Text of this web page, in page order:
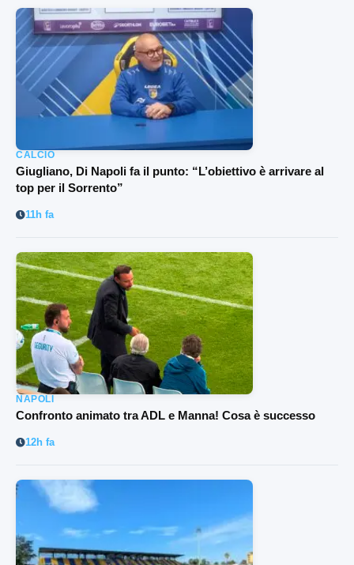
CALCIO
Giugliano, Di Napoli fa il punto: “L’obiettivo è arrivare al
top per il Sorrento”
11h fa
NAPOLI
Confronto animato tra ADL e Manna! Cosa è successo
12h fa